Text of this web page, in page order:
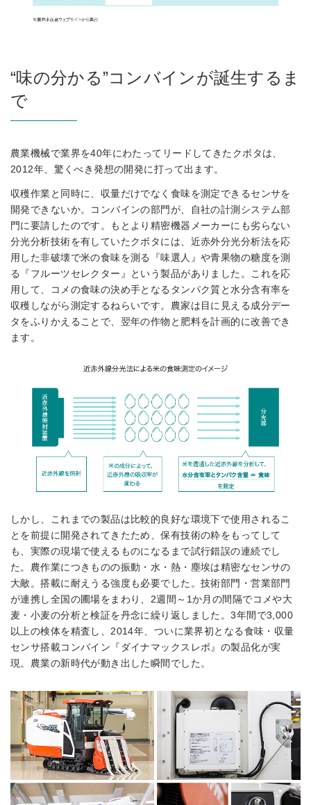
“味の分かる”コンバインが誕生するま
で
農業機械で業界を40年にわたってリードしてきたクボタは、
2012年、驚くべき発想の開発に打って出ます。
収穫作業と同時に、収量だけでなく食味を測定できるセンサを
開発できないか。コンバインの部門が、自社の計測システム部
門に要請したのです。もとより精密機器メーカーにも劣らない
分光分析技術を有していたクボタには、近赤外分光分析法を応
用した非破壊で米の食味を測る『味選人』や青果物の糖度を測
る『フルーツセレクター』という製品がありました。これを応
用して、コメの食味の決め手となるタンパク質と水分含有率を
収穫しながら測定するねらいです。農家は目に見える成分デー
タをふりかえることで、翌年の作物と肥料を計画的に改善でき
ます。
しかし、これまでの製品は比較的良好な環境下で使用されるこ
とを前提に開発されてきたため、保有技術の粋をもってして
も、実際の現場で使えるものになるまで試行錯誤の連続でし
た。農作業につきものの振動・水・熱・塵埃は精密なセンサの
大敵。搭載に耐えうる強度も必要でした。技術部門・営業部門
が連携し全国の圃場をまわり、2週間～1か月の間隔でコメや大
麦・小麦の分析と検証を丹念に繰り返しました。3年間で3,000
以上の検体を精査し、2014年、ついに業界初となる食味・収量
センサ搭載コンバイン『ダイナマックスレボ』の製品化が実
現。農業の新時代が動き出した瞬間でした。